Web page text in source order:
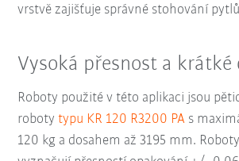
vrstvě zajišťuje správné stohování
Vysoká přesnost a
Roboty použité v této aplikaci jsou
robotytypu KR 120 R3200 PA s
120 kg a dosahem až 3195 mm.